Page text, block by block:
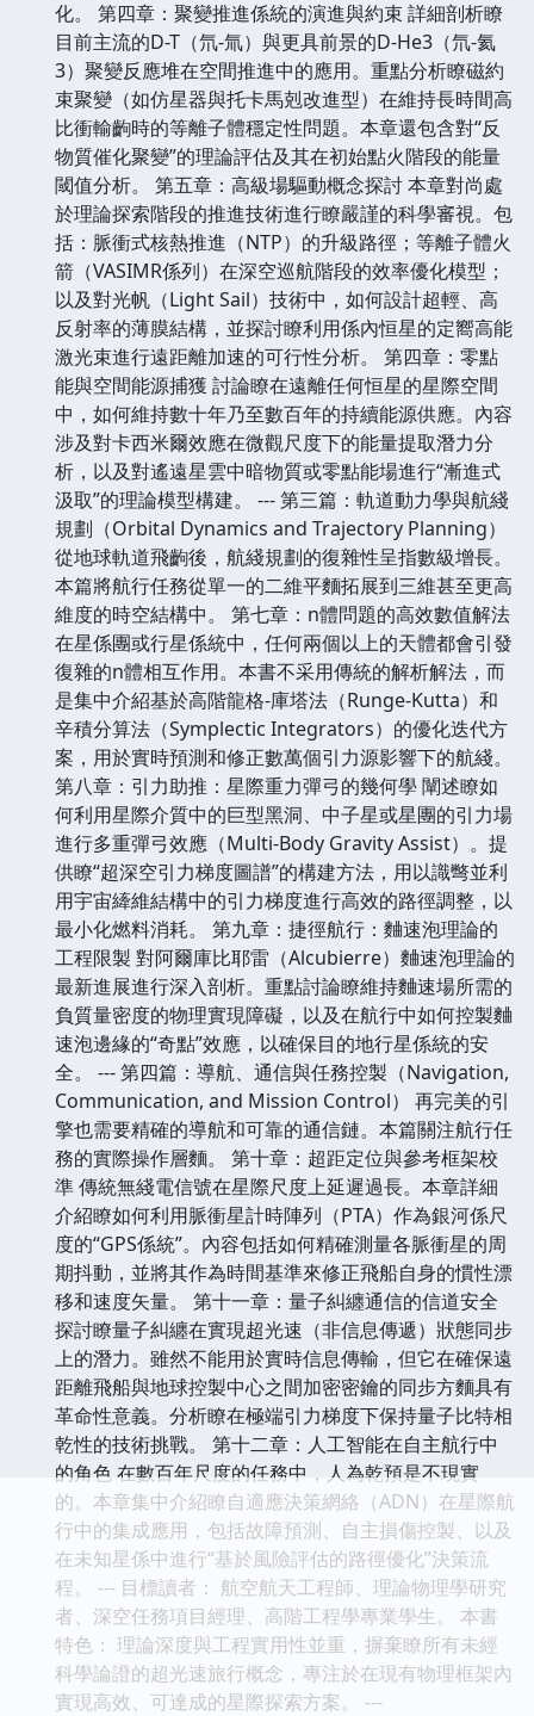
化。 第四章：聚變推進係統的演進與約束 詳細剖析瞭
目前主流的D-T（氘-氚）與更具前景的D-He3（氘-氦
3）聚變反應堆在空間推進中的應用。重點分析瞭磁約
束聚變（如仿星器與托卡馬剋改進型）在維持長時間高
比衝輸齣時的等離子體穩定性問題。本章還包含對“反
物質催化聚變”的理論評估及其在初始點火階段的能量
閾值分析。 第五章：高級場驅動概念探討 本章對尚處
於理論探索階段的推進技術進行瞭嚴謹的科學審視。包
括：脈衝式核熱推進（NTP）的升級路徑；等離子體火
箭（VASIMR係列）在深空巡航階段的效率優化模型；
以及對光帆（Light Sail）技術中，如何設計超輕、高
反射率的薄膜結構，並探討瞭利用係內恒星的定嚮高能
激光束進行遠距離加速的可行性分析。 第四章：零點
能與空間能源捕獲 討論瞭在遠離任何恒星的星際空間
中，如何維持數十年乃至數百年的持續能源供應。內容
涉及對卡西米爾效應在微觀尺度下的能量提取潛力分
析，以及對遙遠星雲中暗物質或零點能場進行“漸進式
汲取”的理論模型構建。 --- 第三篇：軌道動力學與航綫
規劃（Orbital Dynamics and Trajectory Planning）
從地球軌道飛齣後，航綫規劃的復雜性呈指數級增長。
本篇將航行任務從單一的二維平麵拓展到三維甚至更高
維度的時空結構中。 第七章：n體問題的高效數值解法
在星係團或行星係統中，任何兩個以上的天體都會引發
復雜的n體相互作用。本書不采用傳統的解析解法，而
是集中介紹基於高階龍格-庫塔法（Runge-Kutta）和
辛積分算法（Symplectic Integrators）的優化迭代方
案，用於實時預測和修正數萬個引力源影響下的航綫。
第八章：引力助推：星際重力彈弓的幾何學 闡述瞭如
何利用星際介質中的巨型黑洞、中子星或星團的引力場
進行多重彈弓效應（Multi-Body Gravity Assist）。提
供瞭“超深空引力梯度圖譜”的構建方法，用以識彆並利
用宇宙縴維結構中的引力梯度進行高效的路徑調整，以
最小化燃料消耗。 第九章：捷徑航行：麯速泡理論的
工程限製 對阿爾庫比耶雷（Alcubierre）麯速泡理論的
最新進展進行深入剖析。重點討論瞭維持麯速場所需的
負質量密度的物理實現障礙，以及在航行中如何控製麯
速泡邊緣的“奇點”效應，以確保目的地行星係統的安
全。 --- 第四篇：導航、通信與任務控製（Navigation,
Communication, and Mission Control） 再完美的引
擎也需要精確的導航和可靠的通信鏈。本篇關注航行任
務的實際操作層麵。 第十章：超距定位與參考框架校
準 傳統無綫電信號在星際尺度上延遲過長。本章詳細
介紹瞭如何利用脈衝星計時陣列（PTA）作為銀河係尺
度的“GPS係統”。內容包括如何精確測量各脈衝星的周
期抖動，並將其作為時間基準來修正飛船自身的慣性漂
移和速度矢量。 第十一章：量子糾纏通信的信道安全
探討瞭量子糾纏在實現超光速（非信息傳遞）狀態同步
上的潛力。雖然不能用於實時信息傳輸，但它在確保遠
距離飛船與地球控製中心之間加密密鑰的同步方麵具有
革命性意義。分析瞭在極端引力梯度下保持量子比特相
乾性的技術挑戰。 第十二章：人工智能在自主航行中
的角色 在數百年尺度的任務中，人為乾預是不現實
的。本章集中介紹瞭自適應決策網絡（ADN）在星際航
行中的集成應用，包括故障預測、自主損傷控製、以及
在未知星係中進行“基於風險評估的路徑優化”決策流
程。 --- 目標讀者： 航空航天工程師、理論物理學研究
者、深空任務項目經理、高階工程學專業學生。 本書
特色： 理論深度與工程實用性並重，摒棄瞭所有未經
科學論證的超光速旅行概念，專注於在現有物理框架內
實現高效、可達成的星際探索方案。 ---